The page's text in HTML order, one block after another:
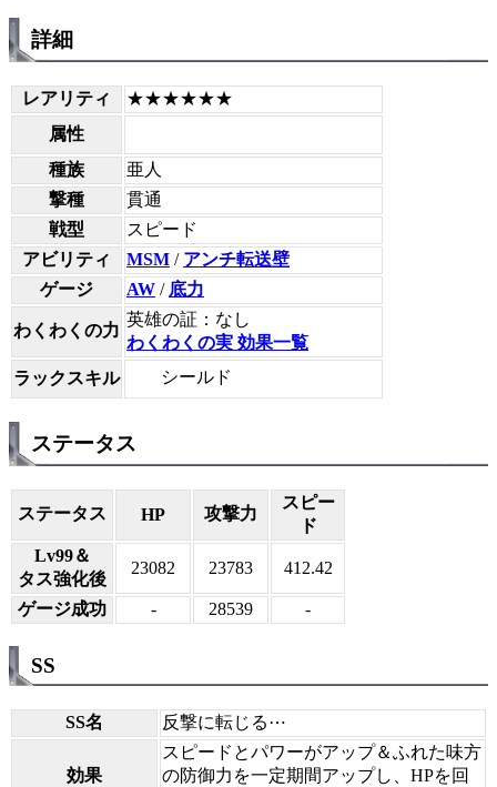
詳細
レアリティ
★★★★★★
属性
種族
亜人
撃種
貫通
戦型
スピード
アビリティ
MSM / アンチ転送壁
ゲージ
AW / 底力
わくわくの力
英雄の証：なし
わくわくの実 効果一覧
ラックスキル
シールド
ステータス
ステータス HP 攻撃力
スピー
ド
Lv99＆
タス強化後
23082 23783 412.42
ゲージ成功 - 28539 -
SS
SS名 反撃に転じる⋯
効果
スピードとパワーがアップ＆ふれた味方
の防御力を一定期間アップし、HPを回